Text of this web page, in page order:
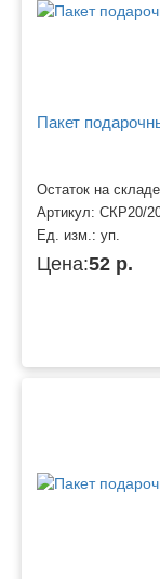
Пакет
Остаток на
Артикул: СКР20/
Ед. изм.: уп.
Цена:52 р.